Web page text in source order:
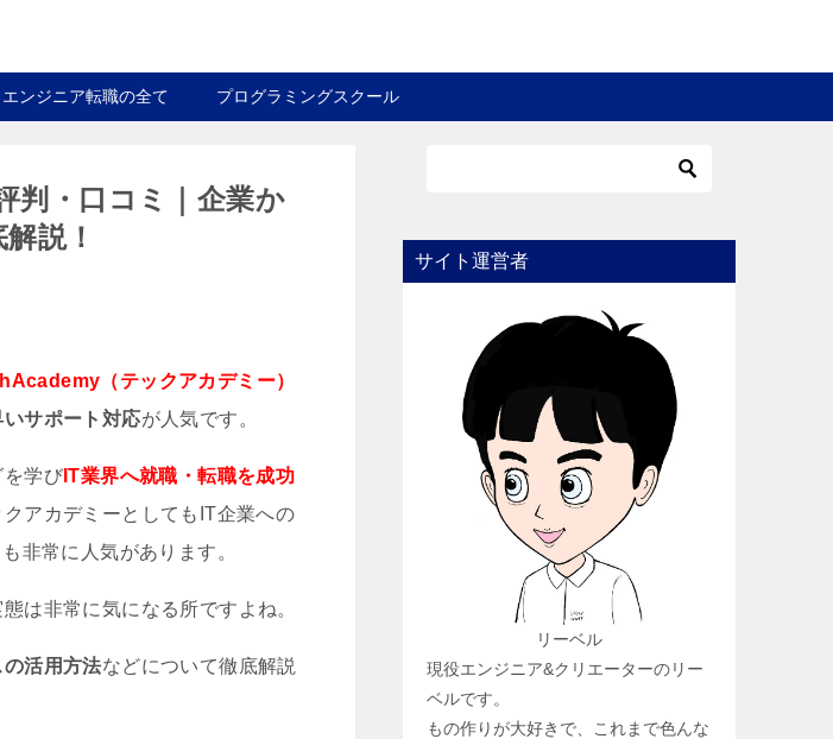
エンジニア転職の全て プログラミングスクール
判・口コミ｜企業か
説！
（テックアカデミー）
サポート対応が人気です。
を学び IT業界へ就職・転職を成功
アカデミーとしてもIT企業への
非常に人気があります。
は非常に気になる所ですよね。
活用方法などについて徹底解説
サイト運営者
リーベル
現役エンジニア&クリエーターのリー
ベルです。
もの作りが大好きで、これまで色んな